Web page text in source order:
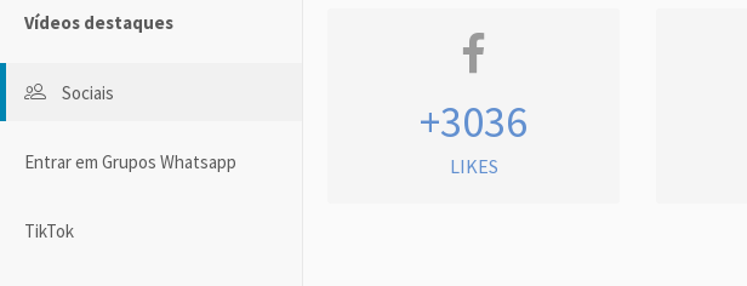
Vídeos destaques
Sociais
Entrar em Grupos Whatsapp
TikTok
+3036
LIKES